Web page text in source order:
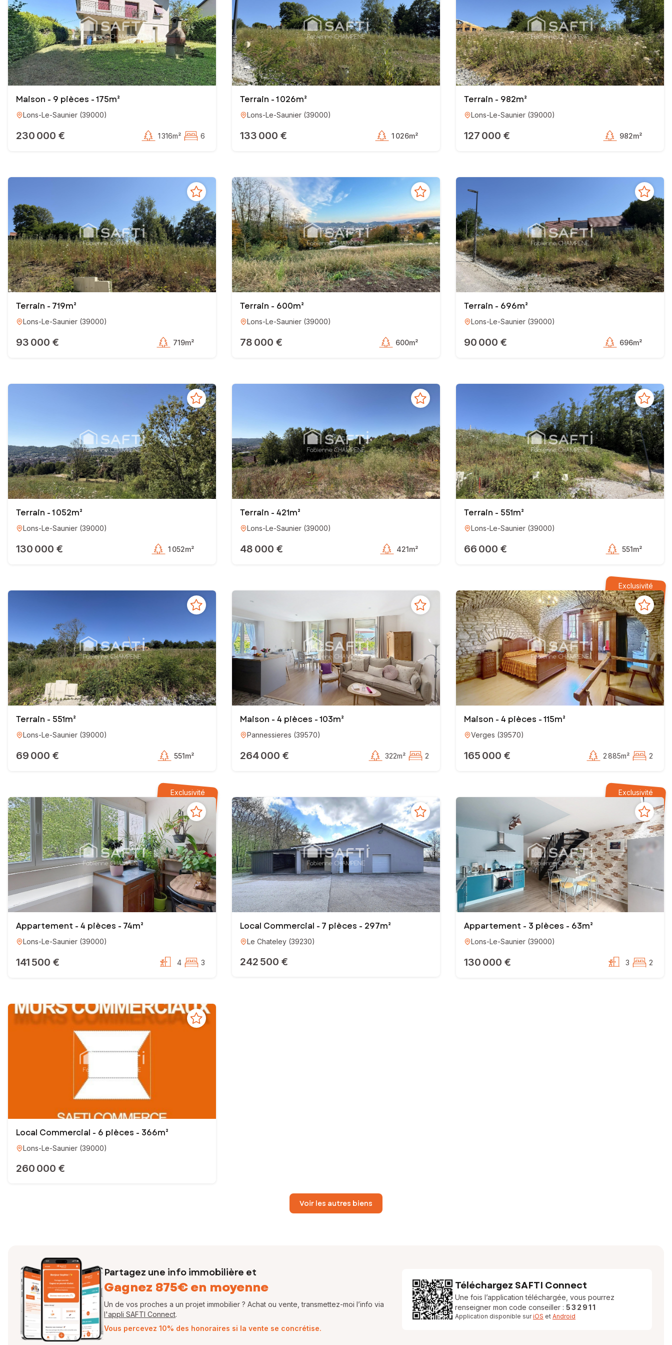
EI - Agent commercial - 910 108 836 RSAC LONS-LE-SAUNIER
Maison - 9 pièces - 175m²
Lons-Le-Saunier (39000)
230 000 € 1 316m² 6
Terrain - 1 026m²
Lons-Le-Saunier (39000)
133 000 € 1 026m²
Terrain - 982m²
Lons-Le-Saunier (39000)
127 000 € 982m²
Terrain - 719m²
Lons-Le-Saunier (39000)
93 000 € 719m²
Terrain - 600m²
Lons-Le-Saunier (39000)
78 000 € 600m²
Terrain - 696m²
Lons-Le-Saunier (39000)
90 000 € 696m²
Terrain - 1 052m²
Lons-Le-Saunier (39000)
130 000 € 1 052m²
Terrain - 421m²
Lons-Le-Saunier (39000)
48 000 € 421m²
Terrain - 551m²
Lons-Le-Saunier (39000)
66 000 € 551m²
Terrain - 551m²
Lons-Le-Saunier (39000)
69 000 € 551m²
Maison - 4 pièces - 103m²
Pannessieres (39570)
264 000 € 322m² 2
Exclusivité
Maison - 4 pièces - 115m²
Verges (39570)
165 000 € 2 885m² 2
Exclusivité
Appartement - 4 pièces - 74m²
Lons-Le-Saunier (39000)
141 500 € 4 3
Local Commercial - 7 pièces - 297m²
Le Chateley (39230)
242 500 €
Exclusivité
Appartement - 3 pièces - 63m²
Lons-Le-Saunier (39000)
130 000 € 3 2
Local Commercial - 6 pièces - 366m²
Lons-Le-Saunier (39000)
260 000 €
Voir les autres biens
Partagez une info immobilière et
Gagnez 875€ en moyenne
Un de vos proches a un projet immobilier ? Achat ou vente, transmettez-moi l’info via
l'appli SAFTI Connect.
Vous percevez 10% des honoraires si la vente se concrétise.
Téléchargez SAFTI Connect
Une fois l’application téléchargée, vous pourrez
renseigner mon code conseiller : 532911
Application disponible suriOS et Android